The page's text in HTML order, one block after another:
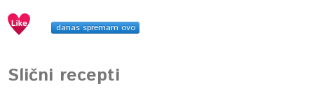
danas spremam ovo
Slični recepti